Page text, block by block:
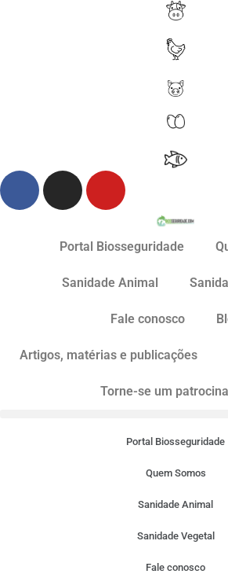
Portal Biosseguridade
Sanidade Animal
Fale conosco
Artigos, matérias e publicações
Torne-se um
Portal Biosseguridade
Quem Somos
Sanidade Animal
Sanidade Vegetal
Fale conosco